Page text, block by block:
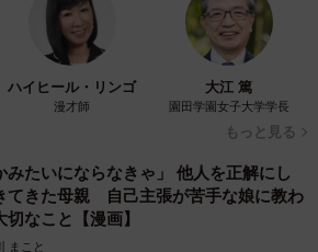
ハイヒール・リンゴ
漫才師
大江 篤
園田学園女子大学学長
もっと見る
みたいにならなきゃ」 他人を正解にし
てきた母親 自己主張が苦手な娘に教わ
切なこと【漫画】
まこと